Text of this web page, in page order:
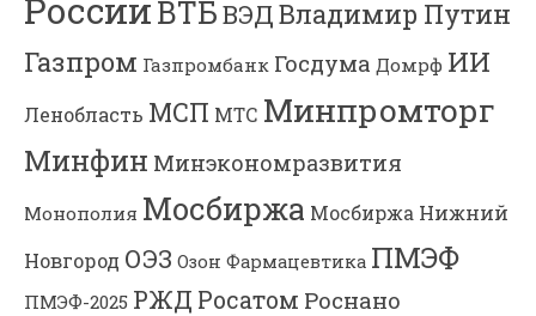
РоссииВТБВЭДВладимир Путин
Газпром Газпромбанк Госдума Домрф ИИ
Ленобласть МСП МТС Минпромторг
Минфин Минэкономразвития
Монополия Мосбиржа Мосбиржа Нижний
Новгород ОЭЗ Озон Фармацевтика ПМЭФ
ПМЭФ-2025 РЖД Росатом Роснано